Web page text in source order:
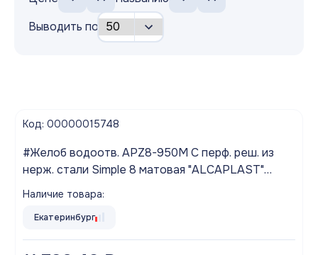
Выводить по
Код: 00000015748
#Желоб водоотв. APZ8-950M С перф. реш. из
нерж. стали Simple 8 матовая "ALCAPLAST"
Выводим из ассортимента!
Наличие товара:
Екатеринбург